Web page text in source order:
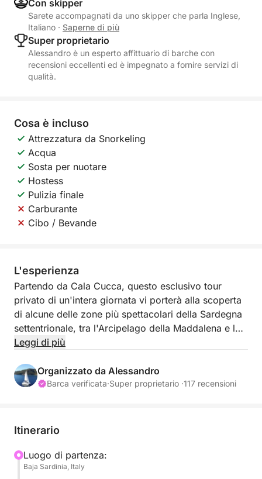
Con skipper
Sarete accompagnati da uno skipper che parla Inglese,
Italiano · Saperne di più
Super proprietario
Alessandro è un esperto affittuario di barche con
recensioni eccellenti ed è impegnato a fornire servizi di
qualità.
Cosa è incluso
Attrezzatura da Snorkeling
Acqua
Sosta per nuotare
Hostess
Pulizia finale
Carburante
Cibo / Bevande
L'esperienza
Partendo da Cala Cucca, questo esclusivo tour
privato di un'intera giornata vi porterà alla scoperta
di alcune delle zone più spettacolari della Sardegna
settentrionale, tra l'Arcipelago della Maddalena e la
Costa Smeralda. Una giornata pensata per chi
cristalline, calette nascoste e paesaggi naturali unici.
per le sue spiagge incontaminate e il mare
iconiche della Sardegna, perfette per nuotare e fare
snorkeling.
Leggi di più
Organizzato da Alessandro
Barca verificata·Super proprietario ·117 recensioni
Itinerario
Luogo di partenza:
Baja Sardinia, Italy